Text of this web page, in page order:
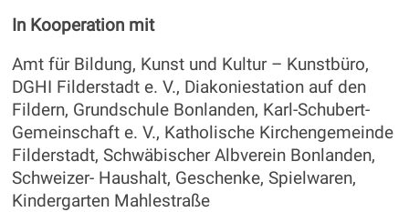
In Kooperation mit
Amt für Bildung, Kunst und Kultur – Kunstbüro,
DGHI Filderstadt e. V., Diakoniestation auf den
Fildern, Grundschule Bonlanden, Karl-Schubert-
Gemeinschaft e. V., Katholische Kirchengemeinde
Filderstadt, Schwäbischer Albverein Bonlanden,
Schweizer- Haushalt, Geschenke, Spielwaren,
Kindergarten Mahlestraße